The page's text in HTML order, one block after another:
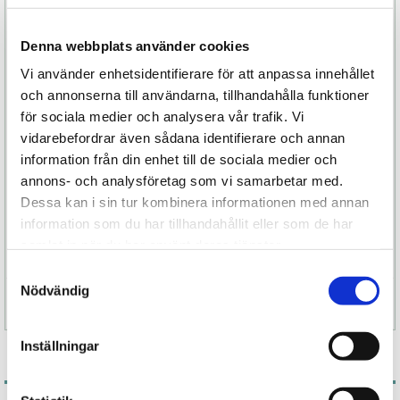
Denna webbplats använder cookies
Vi använder enhetsidentifierare för att anpassa innehållet
och annonserna till användarna, tillhandahålla funktioner
för sociala medier och analysera vår trafik. Vi
vidarebefordrar även sådana identifierare och annan
information från din enhet till de sociala medier och
annons- och analysföretag som vi samarbetar med.
Dessa kan i sin tur kombinera informationen med annan
information som du har tillhandahållit eller som de har
Nödvändig
Inställningar
också vid parstimulans där din partner kan styra
hur den ska vibrera medan du njuter av
välbehag.
Och som pricken över i-et så har Lyla II tre gånger
längre räckvidd jämfört med andra trådlösa
vibratorer samt vattentät, vilket gör den
oumbärlig i badet för en extra härlig
njutningsstund.
Specifikation